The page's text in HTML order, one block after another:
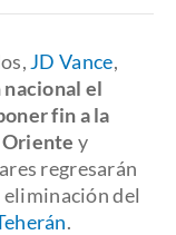
JD Vance,
el
fin a la
Oriente y
regresarán
eliminación del
.